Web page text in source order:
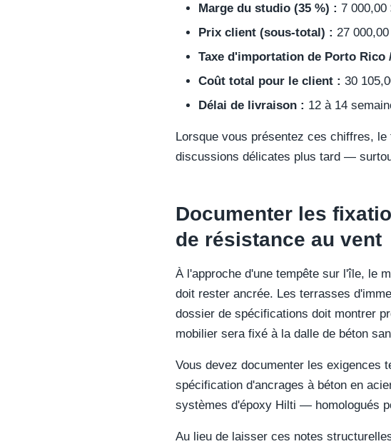
Marge du studio (35 %) : 7 000,00
Prix client (sous-total) : 27
Taxe d'importation de Porto Rico
Coût total pour le client : 30
Délai de livraison : 12 à 14
Lorsque vous présentez ces chiffres,
discussions délicates plus tard —
Documenter les
de résistance au vent
À l'approche d'une tempête sur l'île, le
doit rester ancrée. Les terrasses
dossier de spécifications doit montrer
mobilier sera fixé à la dalle de béton
Vous devez documenter les exigences
spécification d'ancrages à béton en
systèmes d'époxy Hilti — homologués
Au lieu de laisser ces notes